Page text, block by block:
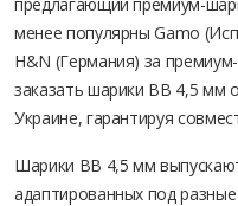
менее популярны Gamo
H&N (Германия) за
заказать шарики BB 4,5 мм
Украине, гарантируя
Шарики BB 4,5 мм
адаптированных под